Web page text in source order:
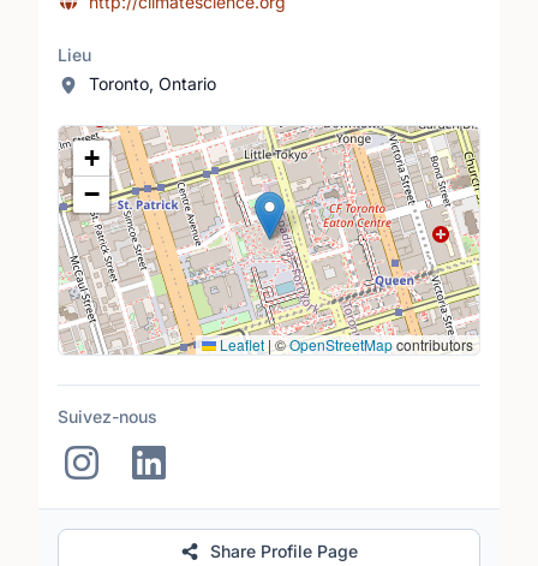
Lieu
Toronto, Ontario
Lieu
+
−
Leaflet | ©OpenStreetMapcontributors
Suivez-nous
Share Profile Page